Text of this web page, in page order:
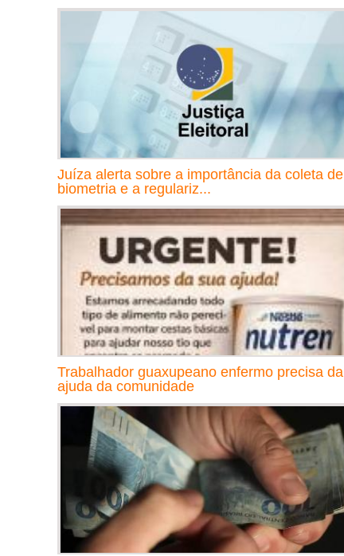
Juíza alerta sobre a importância da coleta de
biometria e a regulariz...
Trabalhador guaxupeano enfermo precisa da
ajuda da comunidade